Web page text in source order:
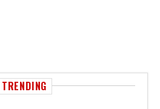
TRENDING